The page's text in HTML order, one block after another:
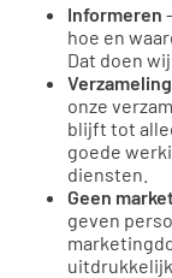
Informeren
hoe en
Dat doen
onze
blijft tot
goede
diensten.
Geen
geven